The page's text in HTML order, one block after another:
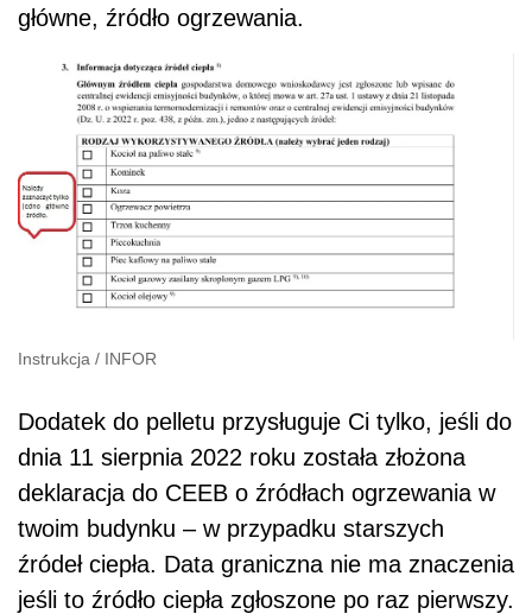
główne, źródło ogrzewania.
Instrukcja / INFOR
Dodatek do pelletu przysługuje Ci tylko, jeśli do
dnia 11 sierpnia 2022 roku została złożona
deklaracja do CEEB o źródłach ogrzewania w
twoim budynku – w przypadku starszych
źródeł ciepła. Data graniczna nie ma znaczenia
jeśli to źródło ciepła zgłoszone po raz pierwszy.